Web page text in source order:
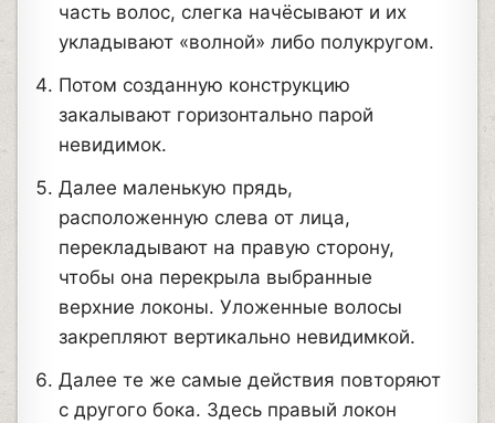
часть волос, слегка начёсывают и их
укладывают «волной» либо полукругом.
Потом созданную конструкцию
закалывают горизонтально парой
невидимок.
Далее маленькую прядь,
расположенную слева от лица,
перекладывают на правую сторону,
чтобы она перекрыла выбранные
верхние локоны. Уложенные волосы
закрепляют вертикально невидимкой.
Далее те же самые действия повторяют
с другого бока. Здесь правый локон